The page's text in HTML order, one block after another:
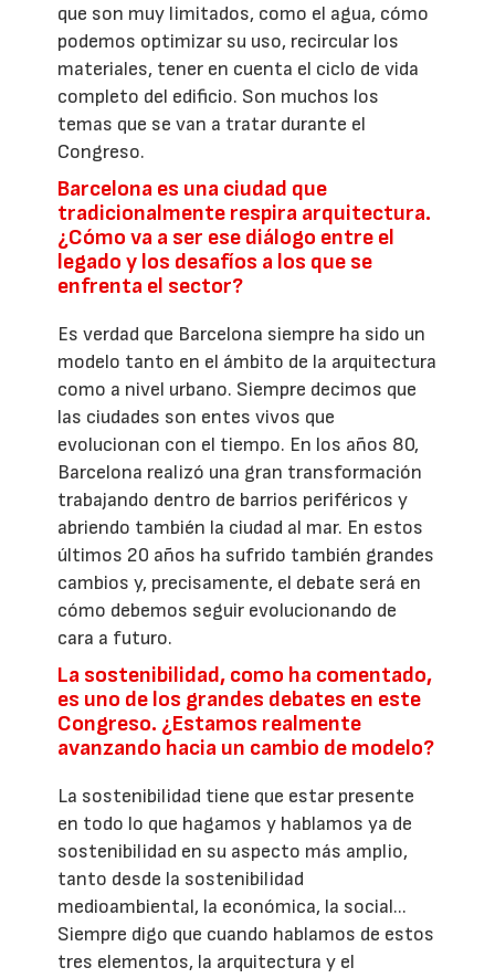
que son muy limitados, como el agua, cómo
podemos optimizar su uso, recircular los
materiales, tener en cuenta el ciclo de vida
completo del edificio. Son muchos los
temas que se van a tratar durante el
Congreso.
Barcelona es una ciudad que
tradicionalmente respira arquitectura.
¿Cómo va a ser ese diálogo entre el
legado y los desafíos a los que se
enfrenta el sector?
Es verdad que Barcelona siempre ha sido un
modelo tanto en el ámbito de la arquitectura
como a nivel urbano. Siempre decimos que
las ciudades son entes vivos que
evolucionan con el tiempo. En los años 80,
Barcelona realizó una gran transformación
trabajando dentro de barrios periféricos y
abriendo también la ciudad al mar. En estos
últimos 20 años ha sufrido también grandes
cambios y, precisamente, el debate será en
cómo debemos seguir evolucionando de
cara a futuro.
La sostenibilidad, como ha comentado,
es uno de los grandes debates en este
Congreso. ¿Estamos realmente
avanzando hacia un cambio de modelo?
La sostenibilidad tiene que estar presente
en todo lo que hagamos y hablamos ya de
sostenibilidad en su aspecto más amplio,
tanto desde la sostenibilidad
medioambiental, la económica, la social...
Siempre digo que cuando hablamos de estos
tres elementos, la arquitectura y el